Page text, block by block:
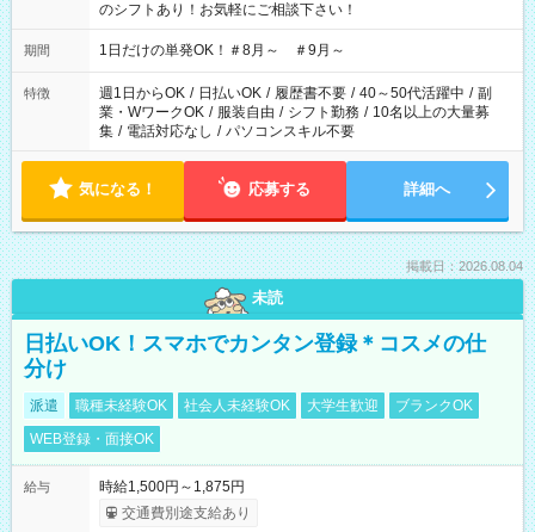
のシフトあり！お気軽にご相談下さい！
期間 1日だけの単発OK！＃8月～ ＃9月～
特徴 週1日からOK / 日払いOK / 履歴書不要 / 40～50代活躍中 / 副
業・WワークOK / 服装自由 / シフト勤務 / 10名以上の大量募
集 / 電話対応なし / パソコンスキル不要
気になる！ 応募する 詳細へ
掲載日：2026.08.04
未読
日払いOK！スマホでカンタン登録＊コスメの仕
分け
派遣 職種未経験OK 社会人未経験OK 大学生歓迎
ブランクOK
WEB登録・面接OK
給与
時給1,500円～1,875円
交通費別途支給あり